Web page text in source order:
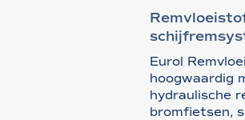
Eurol
hoogwaardig
hydraulische
bromfietsen,